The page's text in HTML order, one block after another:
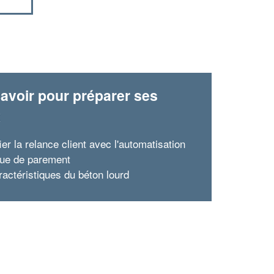
pour préparer ses
la relance client avec l'automatisation
de parement
du béton lourd